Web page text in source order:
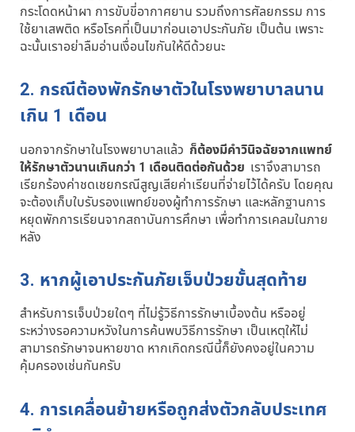
กระโดดหน้าผา การขับขี่อากาศยาน รวมถึงการศัลยกรรม การ
ใช้ยาเสพติด หรือโรคที่เป็นมาก่อนเอาประกันภัย เป็นต้น เพราะ
ฉะนั้นเราอย่าลืมอ่านเงื่อนไขกันให้ดีด้วยนะ
2. กรณีต้องพักรักษาตัวในโรงพยาบาลนาน
เกิน 1 เดือน
นอกจากรักษาในโรงพยาบาลแล้ว ก็ต้องมีคำวินิจฉัยจากแพทย์
ให้รักษาตัวนานเกินกว่า 1 เดือนติดต่อกันด้วย เราจึงสามารถ
เรียกร้องค่าชดเชยกรณีสูญเสียค่าเรียนที่จ่ายไว้ได้ครับ โดยคุณ
จะต้องเก็บใบรับรองแพทย์ของผู้ทำการรักษา และหลักฐานการ
หยุดพักการเรียนจากสถาบันการศึกษา เพื่อทำการเคลมในภาย
หลัง
3. หากผู้เอาประกันภัยเจ็บป่วยขั้นสุดท้าย
สำหรับการเจ็บป่วยใดๆ ที่ไม่รู้วิธีการรักษาเบื้องต้น หรืออยู่
ระหว่างรอความหวังในการค้นพบวิธีการรักษา เป็นเหตุให้ไม่
สามารถรักษาจนหายขาด หากเกิดกรณีนี้ก็ยังคงอยู่ในความ
คุ้มครองเช่นกันครับ
4. การเคลื่อนย้ายหรือถูกส่งตัวกลับประเทศ